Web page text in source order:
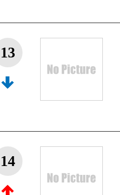
13
14